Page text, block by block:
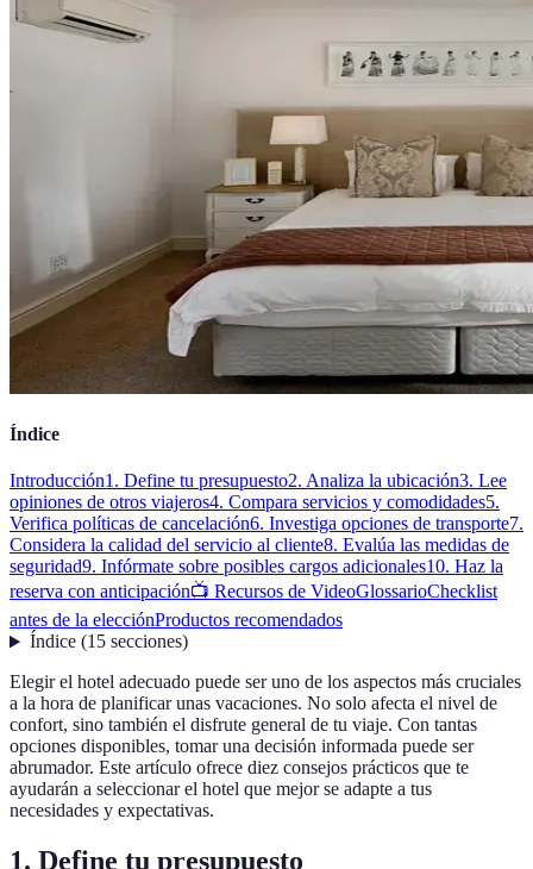
Índice
Introducción1. Define tu presupuesto2. Analiza la ubicación3. Lee
opiniones de otros viajeros4. Compara servicios y comodidades5.
Verifica políticas de cancelación6. Investiga opciones de transporte7.
Considera la calidad del servicio al cliente8. Evalúa las medidas de
seguridad9. Infórmate sobre posibles cargos adicionales10. Haz la
reserva con anticipación📺 Recursos de VideoGlossarioChecklist
antes de la elecciónProductos recomendados
Índice(15 secciones)
Elegir el hotel adecuado puede ser uno de los aspectos más cruciales
a la hora de planificar unas vacaciones. No solo afecta el nivel de
confort, sino también el disfrute general de tu viaje. Con tantas
opciones disponibles, tomar una decisión informada puede ser
abrumador. Este artículo ofrece diez consejos prácticos que te
ayudarán a seleccionar el hotel que mejor se adapte a tus
necesidades y expectativas.
1. Define tu presupuesto